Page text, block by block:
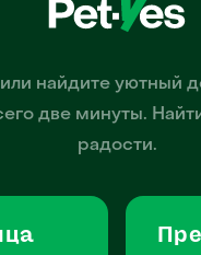
найдите уютный
две минуты.
радости.